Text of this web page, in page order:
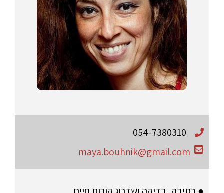
054-7380310
maya.bouhnik@gmail.com